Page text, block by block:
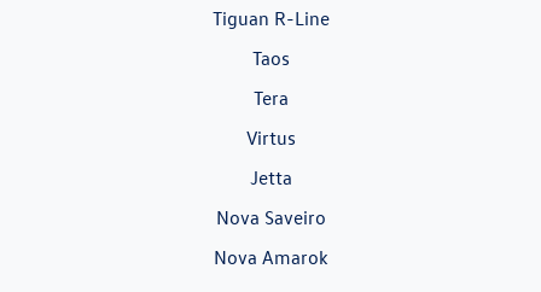
Tiguan R-Line
Taos
Tera
Virtus
Jetta
Nova Saveiro
Nova Amarok